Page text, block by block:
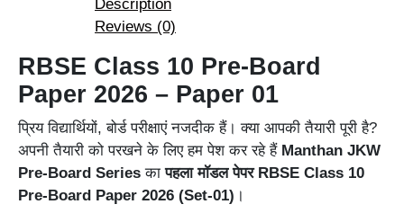
Description
Reviews (0)
RBSE Class 10 Pre-Board
Paper 2026 – Paper 01
प्रिय विद्यार्थियों, बोर्ड परीक्षाएं नजदीक हैं। क्या आपकी तैयारी पूरी है?
अपनी तैयारी को परखने के लिए हम पेश कर रहे हैं Manthan JKW
Pre-Board Series कापहला मॉडल पेपर RBSE Class 10
Pre-Board Paper 2026 (Set-01) ।